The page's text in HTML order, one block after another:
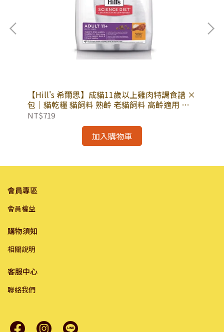
【Hill's 希爾思】成貓11歲以上雞肉特調食譜 ×
包｜貓乾糧 貓飼料 熟齡 老貓飼料 高齡適用 希
爾思貓飼料
NT$719
加入購物車
會員專區
會員權益
購物須知
相關說明
客服中心
聯絡我們